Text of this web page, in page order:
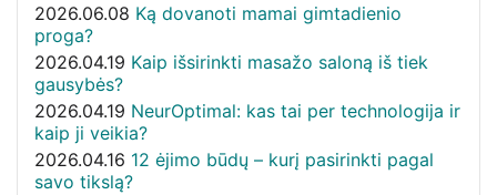
2026.06.08 Ką dovanoti mamai gimtadienio
proga?
2026.04.19 Kaip išsirinkti masažo saloną iš tiek
gausybės?
2026.04.19 NeurOptimal: kas tai per technologija ir
kaip ji veikia?
2026.04.16 12 ėjimo būdų – kurį pasirinkti pagal
savo tikslą?